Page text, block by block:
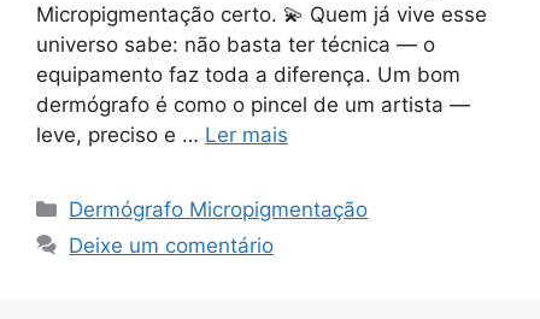
Micropigmentação certo. 💫 Quem já vive esse
universo sabe: não basta ter técnica — o
equipamento faz toda a diferença. Um bom
dermógrafo é como o pincel de um artista —
leve, preciso e … Ler mais
Categorias
Dermógrafo Micropigmentação
Deixe um comentário